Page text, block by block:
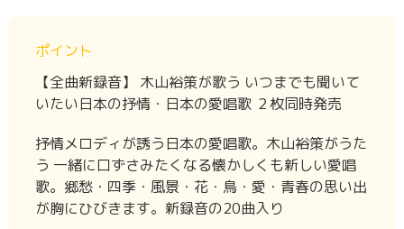
ポイント
【全曲新録音】 木山裕策が歌う いつまでも聞いて
いたい日本の抒情・日本の愛唱歌 ２枚同時発売
抒情メロディが誘う日本の愛唱歌。木山裕策がうた
う 一緒に口ずさみたくなる懐かしくも新しい愛唱
歌。郷愁・四季・風景・花・鳥・愛・青春の思い出
が胸にひびきます。新録音の20曲入り